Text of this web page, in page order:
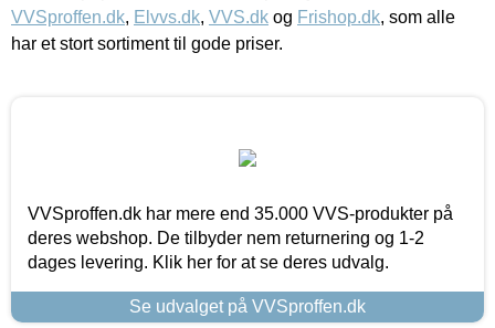
VVSproffen.dk, Elvvs.dk, VVS.dk og Frishop.dk, som alle
har et stort sortiment til gode priser.
VVSproffen.dk har mere end 35.000 VVS-produkter på
deres webshop. De tilbyder nem returnering og 1-2
dages levering. Klik her for at se deres udvalg.
Se udvalget på VVSproffen.dk